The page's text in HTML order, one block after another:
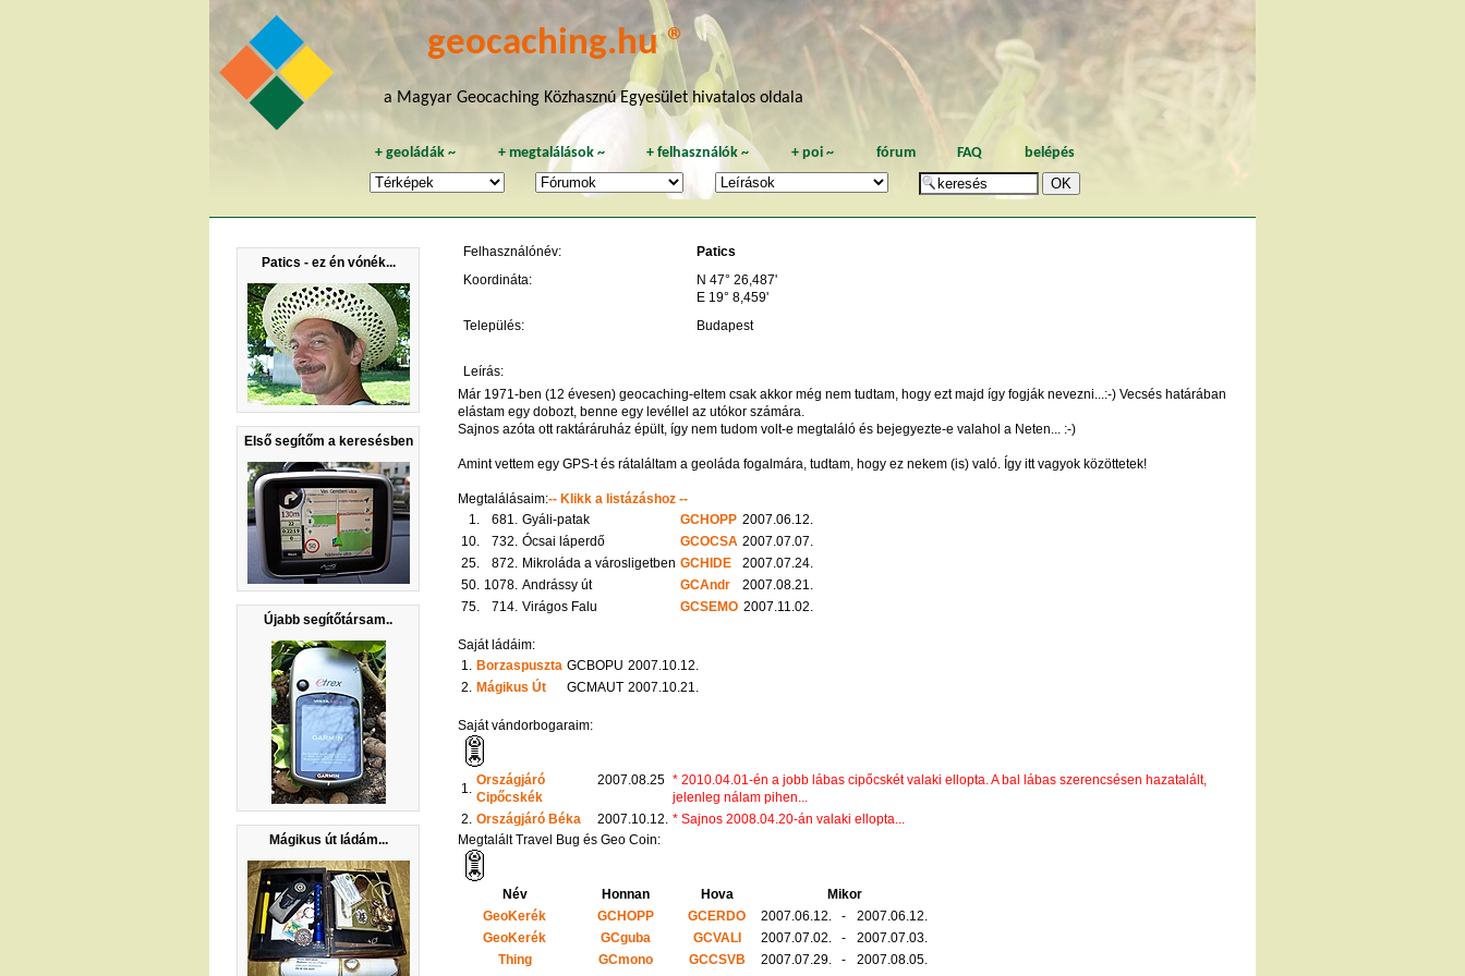
geocaching.hu ®
a Magyar Geocaching Közhasznú Egyesület hivatalos oldala
+geoládák ~ + megtalálások~ +felhasználók ~ + poi~ fórum FAQ belépés
Patics - ez én vónék...
Első segítőm a keresésben
Újabb segítőtársam..
Mágikus út ládám...
Felhasználónév:
Patics
Koordináta:
N 47° 26,487'
E 19° 8,459'
Település:
Budapest
Leírás:
Már 1971-ben (12 évesen) geocaching-eltem csak akkor még nem tudtam, hogy ezt majd így fogják nevezni...:-) Vecsés határában
elástam egy dobozt, benne egy levéllel az utókor számára.
Sajnos azóta ott raktáráruház épült, így nem tudom volt-e megtaláló és bejegyezte-e valahol a Neten... :-)
Amint vettem egy GPS-t és rátaláltam a geoláda fogalmára, tudtam, hogy ez nekem (is) való. Így itt vagyok közöttetek!
Megtalálásaim:-- Klikk a listázáshoz --
1.
681. Gyáli-patak GCHOPP 2007.06.12.
10.
732. Ócsai láperdő GCOCSA 2007.07.07.
25.
872. Mikroláda a városligetben GCHIDE
2007.07.24.
50. 1078. Andrássy út GCAndr
2007.08.21.
75.
714. Virágos Falu GCSEMO 2007.11.02.
Saját ládáim:
1. Borzaspuszta GCBOPU 2007.10.12.
2. Mágikus Út GCMAUT 2007.10.21.
Saját vándorbogaraim:
1.
Országjáró
Cipőcskék
2007.08.25 * 2010.04.01-én a jobb lábas cipőcskét valaki ellopta. A bal lábas szerencsésen hazatalált,
jelenleg nálam pihen...
2. Országjáró Béka 2007.10.12. * Sajnos 2008.04.20-án valaki ellopta...
Megtalált Travel Bug és Geo Coin:
Név Honnan Hova
Mikor
GeoKerék
GCHOPP GCERDO 2007.06.12. -
2007.06.12.
GeoKerék
GCguba GCVALI 2007.07.02. -
2007.07.03.
Thing
GCmono GCCSVB 2007.07.29. -
2007.08.05.